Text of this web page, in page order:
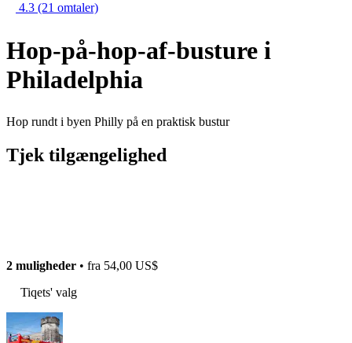
4.3 (21 omtaler)
Hop-på-hop-af-busture i
Philadelphia
Hop rundt i byen Philly på en praktisk bustur
Tjek tilgængelighed
2 muligheder • fra 54,00 US$
Tiqets' valg